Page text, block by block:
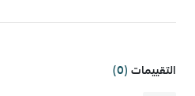
التقييمات(0)